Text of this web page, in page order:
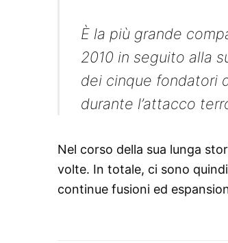
È la più grande
2010 in seguito alla
dei cinque fondatori
durante l’attacco
Nel corso della sua lunga
volte. In totale, ci sono
continue fusioni ed